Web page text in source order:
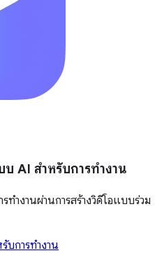
บ AI สำหรับการทำงาน
ทำงานผ่านการสร้างวิดีโอแบบร่วม
บการทำงาน